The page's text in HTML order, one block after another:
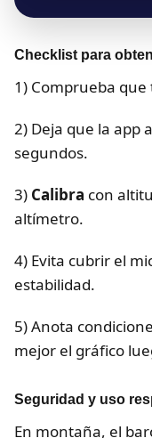
Checklist para
1) Comprueba que
2) Deja que la app
segundos.
3) Calibra con
altímetro.
4) Evita cubrir el
estabilidad.
5) Anota
mejor el gráfico
Seguridad y uso
En montaña, el